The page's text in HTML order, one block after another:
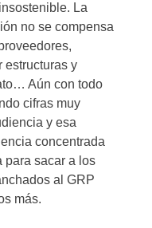
La
no se compensa
estructuras y
Aún con todo
cifras muy
y esa
concentrada
para sacar a los
al GRP
más.